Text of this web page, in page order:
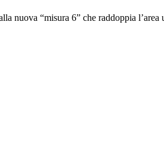
nuova “misura 6” che raddoppia